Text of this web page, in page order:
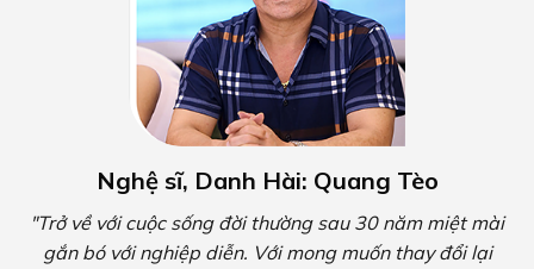
Nghệ sĩ, Danh Hài: Quang Tèo
"Trở về với cuộc sống đời thường sau 30 năm miệt mài
gắn bó với nghiệp diễn. Với mong muốn thay đổi lại